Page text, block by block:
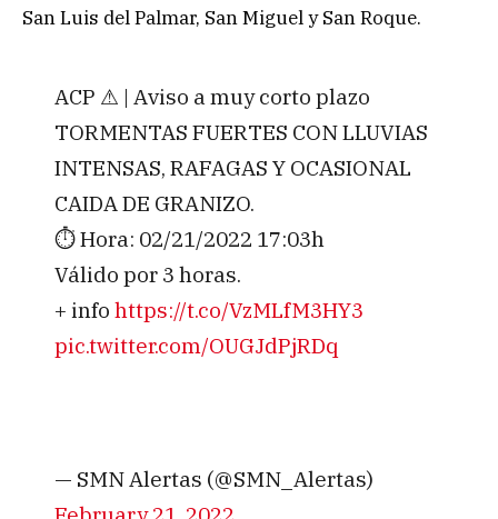
San Luis del Palmar, San Miguel y San Roque.
ACP ⚠ | Aviso a muy corto plazo
TORMENTAS FUERTES CON LLUVIAS
INTENSAS, RAFAGAS Y OCASIONAL
CAIDA DE GRANIZO.
⏱️ Hora: 02/21/2022 17:03h
Válido por 3 horas.
+ info https://t.co/VzMLfM3HY3
pic.twitter.com/OUGJdPjRDq
— SMN Alertas (@SMN_Alertas)